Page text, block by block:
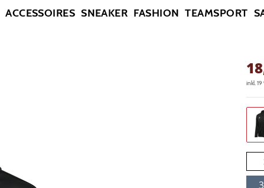
ACCESSOIRES SNEAKER FASHION TEAMSPORT
inkl.